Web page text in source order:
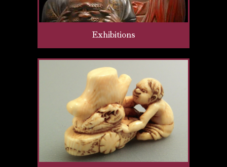
Exhibitions